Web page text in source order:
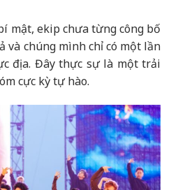
mật, ekip chưa từng công bố
và chúng mình chỉ có một lần
địa. Đây thực sự là một trải
cực kỳ tự hào.